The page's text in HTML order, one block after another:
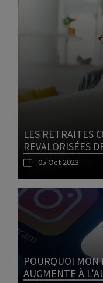
LES RETRAITES
REVALORISÉES
05 Oct 2023
POURQUOI MON
AUGMENTE À